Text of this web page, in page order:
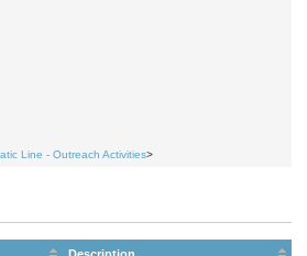
Line - Outreach Activities>